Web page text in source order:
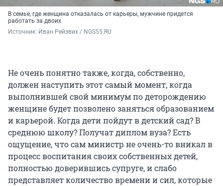
В семье, где женщина отказалась от карьеры, мужчине придется
работать за двоих
Источник: Иван Рейзвих / NGS55.RU
Не очень понятно также, когда, собственно,
должен наступить этот самый момент, когда
выполнившей свой минимум по деторождению
женщине будет позволено заняться образованием
и карьерой. Когда дети пойдут в детский сад? В
среднюю школу? Получат диплом вуза? Есть
ощущение, что сам министр не очень-то вникал в
процесс воспитания своих собственных детей,
полностью доверившись супруге, и слабо
представляет количество времени и сил, которые